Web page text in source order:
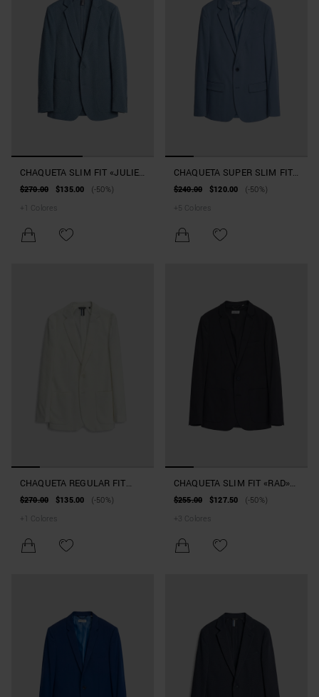
CHAQUETA SLIM FIT «JULIE»
DE SEERSUCKER ONDULADO
$270.00 $135.00
(-50%)
+
Colores
CHAQUETA SUPER SLIM FIT
«ASHE» DE MEZCLA DE
$240.00 $120.00
(-50%)
+ 5 Colores
CHAQUETA REGULAR FIT
«RAYA» DE MEZCLA DE
$270.00 $135.00
(-50%)
+
Colores
CHAQUETA SLIM FIT «RAD»
DE TEJIDO TÉCNICO BI-
$255.00 $127.50
(-50%)
+ 3 Colores